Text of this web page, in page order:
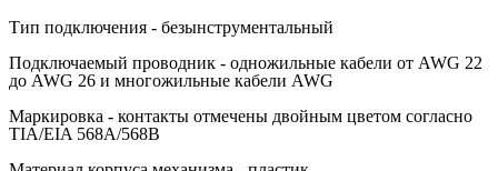
Тип подключения - безынструментальный
Подключаемый проводник - одножильные кабели от AWG 22
до AWG 26 и многожильные кабели AWG
Маркировка - контакты отмечены двойным цветом согласно
TIA/EIA 568A/568B